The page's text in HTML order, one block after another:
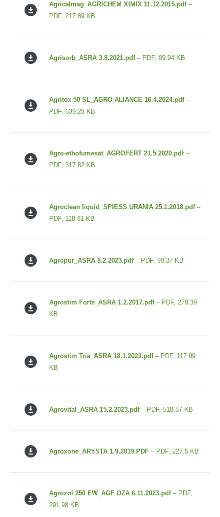
Agricalmag_AGRICHEM XIMIX 11.12.2015.pdf–
PDF, 217.89 KB
Agrisorb_ASRA 3.8.2021.pdf– PDF, 89.94 KB
Agritox 50 SL_AGRO ALIANCE 16.4.2024.pdf–
PDF, 639.28 KB
Agro-ethofumesat_AGROFERT 21.5.2020.pdf–
PDF, 317.82 KB
Agroclean liquid_SPIESS URANIA 25.1.2018.pdf–
PDF, 118.81 KB
Agropur_ASRA 8.2.2023.pdf– PDF, 99.37 KB
Agrostim Forte_ASRA 1.2.2017.pdf– PDF, 279.39
KB
Agrostim Tria_ASRA 18.1.2023.pdf– PDF, 117.99
KB
Agrovital_ASRA 15.2.2023.pdf– PDF, 518.87 KB
Agroxone_ARYSTA 1.9.2019.PDF – PDF, 227.5 KB
Agrozol 250 EW_AGF OZA 6.11.2023.pdf– PDF,
291.98 KB